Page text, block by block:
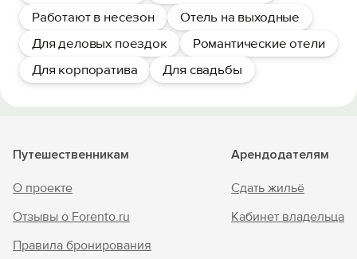
Работают в несезон
Отель на выходные
Для деловых поездок
Романтические отели
Для корпоратива
Для свадьбы
Путешественникам
О проекте
Отзывы о Forento.ru
Правила бронирования
Арендодателям
Сдать жильё
Кабинет владельца